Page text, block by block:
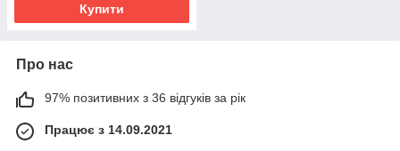
Купити
Про нас
97% позитивних з 36 відгуків за рік
Працює з 14.09.2021